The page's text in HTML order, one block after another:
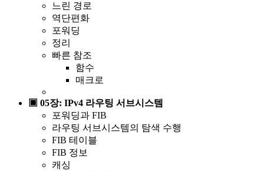
느린 경로
역단편화
포워딩
정리
빠른 참조
함수
매크로
▣ 05장: IPv4 라우팅 서브시스템
포워딩과 FIB
라우팅 서브시스템의 탐색 수행
FIB 테이블
FIB 정보
캐싱